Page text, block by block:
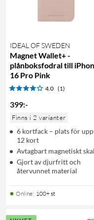
IDEAL OF SWEDEN
Magnet Wallet+ -
plånboksfodral till
16 Pro Pink
4.0 (1)
399:-
Finns i 2 varianter
6 kortfack – plats för
12 kort
Avtagbart magnetiskt skal
Gjort av djurfritt och
återvunnet material
Online: 100+ st